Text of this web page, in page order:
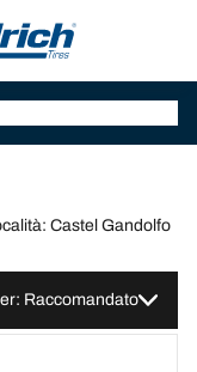
Castel Gandolfo
Raccomandato